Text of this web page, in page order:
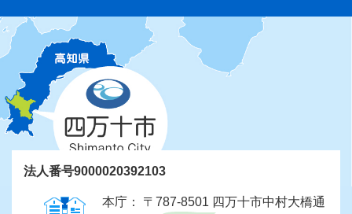
法人番号9000020392103
本庁： 〒787-8501 四万十市中村大橋通